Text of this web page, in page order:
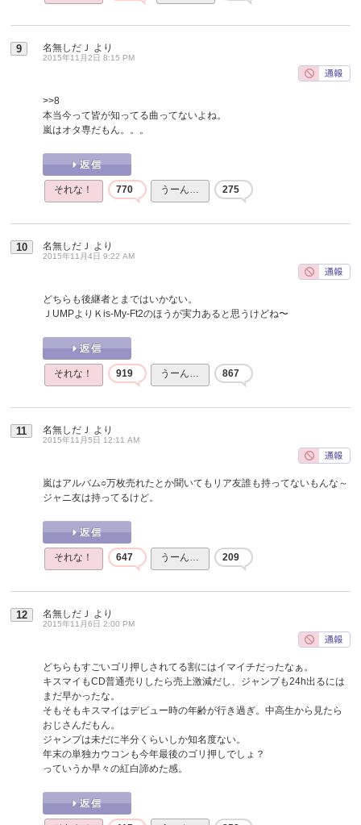
9 名無しだＪ より
2015年11月2日 8:15 PM
>>8
本当今って皆が知ってる曲ってないよね。
嵐はオタ専だもん。。。
それな！ 770 うーん… 275
10 名無しだＪ より
2015年11月4日 9:22 AM
どちらも後継者とまではいかない。
ＪUMPよりＫis-My-Ft2のほうが実力あると思うけどね〜
それな！ 919 うーん… 867
11 名無しだＪ より
2015年11月5日 12:11 AM
嵐はアルバム○万枚売れたとか聞いてもリア友誰も持ってないもんな～
ジャニ友は持ってるけど。
それな！ 647 うーん… 209
12 名無しだＪ より
2015年11月6日 2:00 PM
どちらもすごいゴリ押しされてる割にはイマイチだったなぁ。
キスマイもCD普通売りしたら売上激減だし、ジャンプも24h出るには
まだ早かったな。
そもそもキスマイはデビュー時の年齢が行き過ぎ。中高生から見たら
おじさんだもん。
ジャンプは未だに半分くらいしか知名度ない。
年末の単独カウコンも今年最後のゴリ押しでしょ？
っていうか早々の紅白諦めた感。